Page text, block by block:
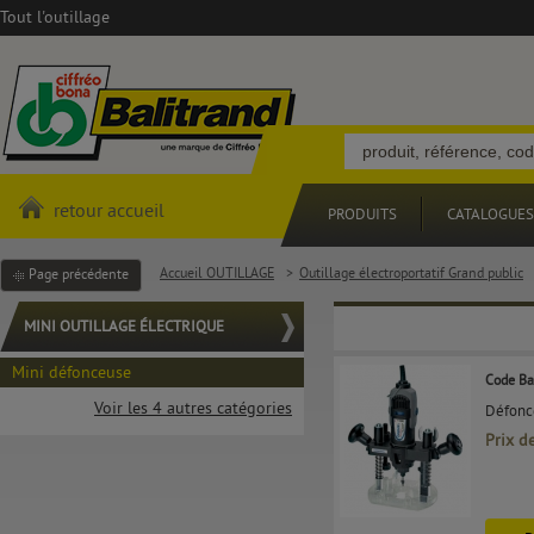
Tout l'outillage
retour accueil PRODUITS CATALOGUES
Page précédente Accueil OUTILLAGE > Outillage électroportatif Grand public
MINI OUTILLAGE ÉLECTRIQUE
Mini défonceuse
Voir les 4 autres catégories
Code
Prix